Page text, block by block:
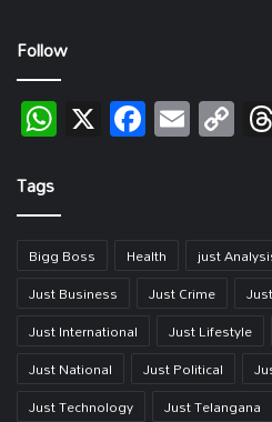
Follow
WhatsApp
X Email
Tags
Bigg Boss Health just
Just Business
Just Crime
Just International
Just Lifestyle
Just National
Just Political
Just Technology
Just Telangana